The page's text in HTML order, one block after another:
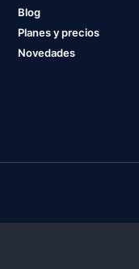
Blog
Planes y precios
Novedades